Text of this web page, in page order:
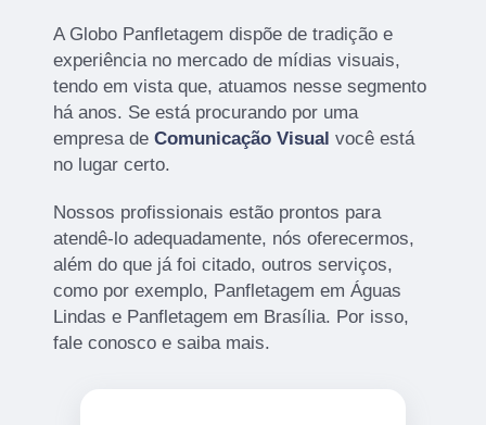
A Globo Panfletagem dispõe de tradição e
experiência no mercado de mídias visuais,
tendo em vista que, atuamos nesse segmento
há anos. Se está procurando por uma
empresa deComunicação Visual você está
no lugar certo.
Nossos profissionais estão prontos para
atendê-lo adequadamente, nós oferecermos,
além do que já foi citado, outros serviços,
como por exemplo, Panfletagem em Águas
Lindas e Panfletagem em Brasília. Por isso,
fale conosco e saiba mais.